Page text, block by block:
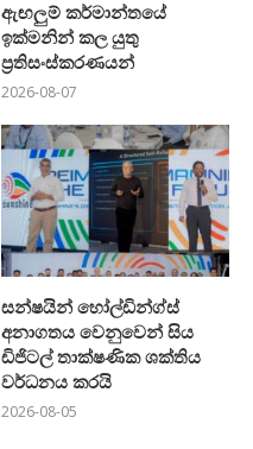
ඇඟලුම් කර්මාන්තයේ
ඉක්මනින් කල යුතු
ප්‍රතිසංස්කරණයන්
2026-08-07
සන්ෂයින් හෝල්ඩින්ග්ස්
අනාගතය වෙනුවෙන් සිය
ඩිජිටල් තාක්ෂණික ශක්තිය
වර්ධනය කරයි
2026-08-05